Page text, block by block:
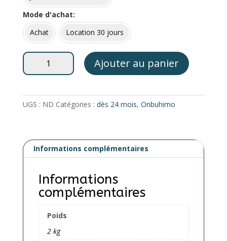
Mode d'achat
Achat
Location 30 jours
quantité
de
Taille
LENNYLAMB
Ajouter au panier
UGS : ND Catégories : dès 24 mois, Onbuhimo
Informations complémentaires
Informations
complémentaires
Poids
2 kg